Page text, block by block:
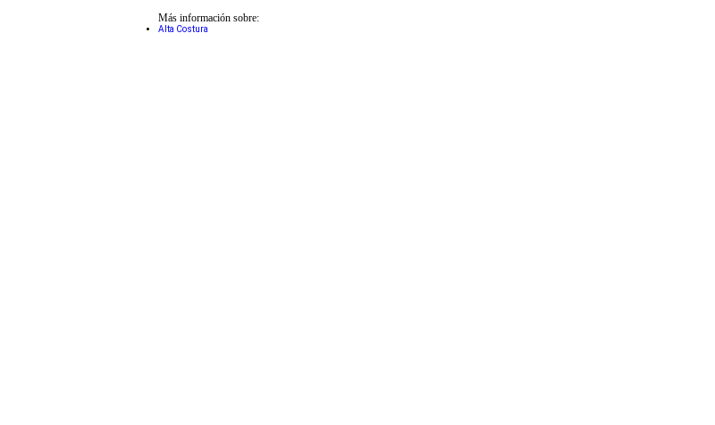
Más información sobre:
Alta Costura